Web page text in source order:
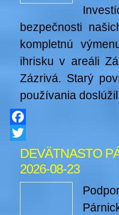
bezpečnosti
kompletnú
ihrisku v areáli
Zázrivá. Starý
používania
Facebook
Twitter
DEVÄTNASTO
2026-08-23